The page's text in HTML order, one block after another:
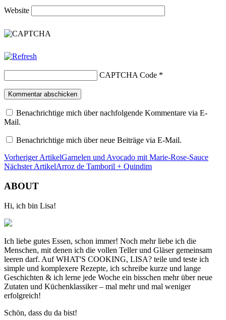
Website
CAPTCHA Code *
Benachrichtige mich über nachfolgende Kommentare via E-
Mail.
Benachrichtige mich über neue Beiträge via E-Mail.
Vorheriger ArtikelGarnelen und Avocado mit Marie-Rose-Sauce
Nächster ArtikelArroz de Tamboril + Quindim
ABOUT
Hi, ich bin Lisa!
Ich liebe gutes Essen, schon immer! Noch mehr liebe ich die
Menschen, mit denen ich die vollen Teller und Gläser gemeinsam
leeren darf. Auf WHAT'S COOKING, LISA? teile und teste ich
simple und komplexere Rezepte, ich schreibe kurze und lange
Geschichten & ich lerne jede Woche ein bisschen mehr über neue
Zutaten und Küchenklassiker – mal mehr und mal weniger
erfolgreich!
Schön, dass du da bist!